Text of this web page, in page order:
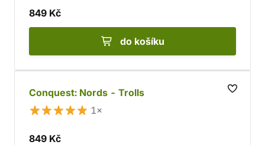
849 Kč
do košíku
Conquest: Nords - Trolls
1×
849 Kč